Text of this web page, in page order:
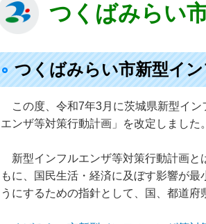
つくばみらい
つくばみらい市新型イ
この度、令和7年3月に茨城県新型イン
エンザ等対策行動計画」を改定しました。
新型インフルエンザ等対策行動計画と
もに、国民生活・経済に及ぼす影響が
うにするための指針として、国、都道府